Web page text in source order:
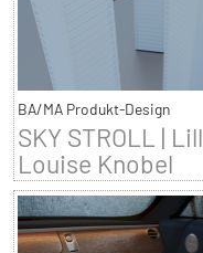
BA/MA Produkt-Design
SKY STROLL |
Louise Knobel